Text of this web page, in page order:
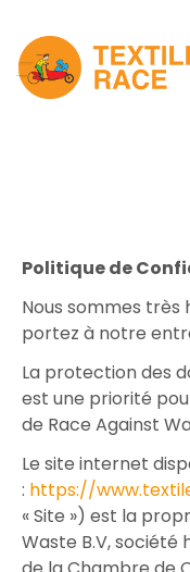
Politique de
Nous sommes très
portez à notre
La protection des
est une priorité
de Race Against
Le site internet
: https://
« Site ») est la
Waste B.V, société